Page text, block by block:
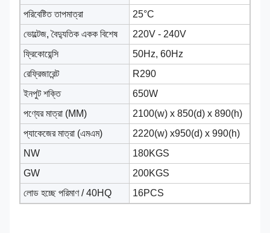
পরিবেষ্টিত তাপমাত্রা
25°C
ভোল্টেজ, বৈদ্যুতিক একক বিশেষ
220V - 240V
ফ্রিকোয়েন্সি
50Hz, 60Hz
রেফ্রিজারেন্ট
R290
ইনপুট শক্তি
650W
পণ্যের মাত্রা (MM)
2100(w) x 850(d) x 890(h)
প্যাকেজের মাত্রা (এমএম)
2220(w) x950(d) x 990(h)
NW
180KGS
GW
200KGS
লোড হচ্ছে পরিমাণ / 40HQ
16PCS